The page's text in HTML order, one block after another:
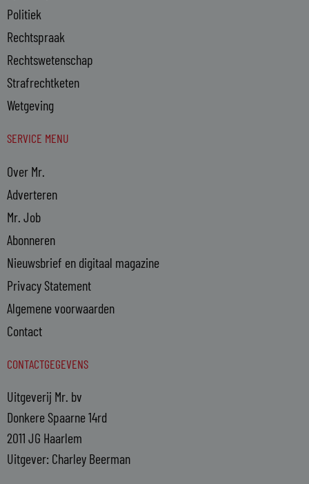
Politiek
Rechtspraak
Rechtswetenschap
Strafrechtketen
Wetgeving
SERVICE MENU
Over Mr.
Adverteren
Mr. Job
Abonneren
Nieuwsbrief en digitaal magazine
Privacy Statement
Algemene voorwaarden
Contact
CONTACTGEGEVENS
Uitgeverij Mr. bv
Donkere Spaarne 14rd
2011 JG Haarlem
Uitgever: Charley Beerman